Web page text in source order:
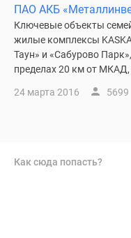
ПАО АКБ
Ключевые объекты
жилые комплексы
Таун» и «Сабурово
пределах 20 км от
24 марта 2016 5699
Как сюда попасть?